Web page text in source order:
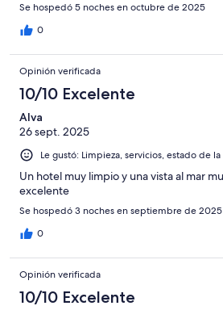
Se hospedó 5 noches en octubre de 2025
0
Opinión verificada
10/10 Excelente
Alva
26 sept. 2025
Le gustó: Limpieza, servicios, estado de
Un hotel muy limpio y una vista al mar
excelente
Se hospedó 3 noches en septiembre de 2025
0
Opinión verificada
10/10 Excelente